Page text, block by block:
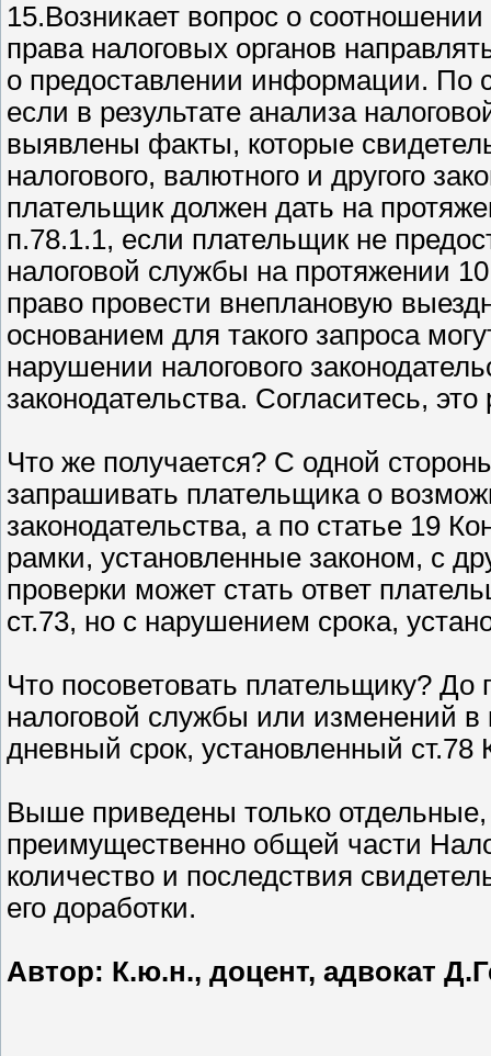
15.Возникает вопрос о
права налоговых органов
о предоставлении информации. По
если в результате анализа
выявлены факты, которые
налогового, валютного и другого
плательщик должен дать на
п.78.1.1, если плательщик не
налоговой службы на протяжении
право провести внеплановую
основанием для такого запроса
нарушении налогового
законодательства. Согласитесь,
Что же получается? С одной
запрашивать плательщика о
законодательства, а по статье 19
рамки, установленные законом, с
проверки может стать ответ
ст.73, но с нарушением срока,
Что посоветовать плательщику? До
налоговой службы или изменений в
дневный срок, установленный ст.78
Выше приведены только
преимущественно общей части
количество и последствия
его доработки.
Автор: К.ю.н., доцент, адвокат